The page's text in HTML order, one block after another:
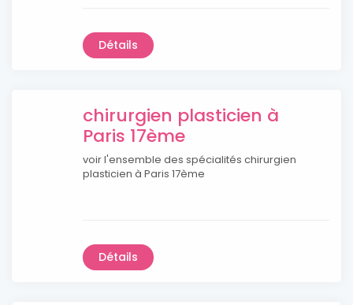
Détails
chirurgien plasticien à
Paris 17ème
voir l'ensemble des spécialités chirurgien
plasticien à Paris 17ème
Détails